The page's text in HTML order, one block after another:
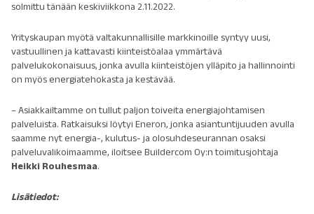
solmittu tänään keskiviikkona 2.11.2022.
Yrityskaupan myötä valtakunnallisille markkinoille syntyy uusi,
vastuullinen ja kattavasti kiinteistöalaa ymmärtävä
palvelukokonaisuus, jonka avulla kiinteistöjen ylläpito ja hallinnointi
on myös energiatehokasta ja kestävää.
– Asiakkailtamme on tullut paljon toiveita energiajohtamisen
palveluista. Ratkaisuksi löytyi Eneron, jonka asiantuntijuuden avulla
saamme nyt energia-, kulutus- ja olosuhdeseurannan osaksi
palveluvalikoimaamme, iloitsee Buildercom Oy:n toimitusjohtaja
Heikki Rouhesmaa.
Lisätiedot: